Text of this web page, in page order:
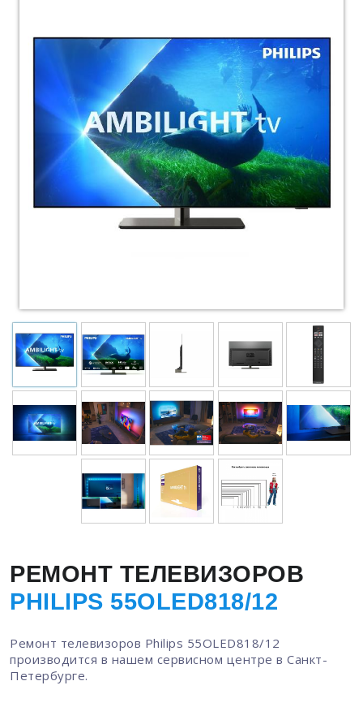
РЕМОНТ ТЕЛЕВИЗОРОВ
PHILIPS 55OLED818/12
Ремонт телевизоров Philips 55OLED818/12
производится в нашем сервисном центре в Санкт-
Петербурге.